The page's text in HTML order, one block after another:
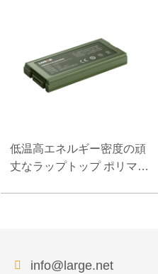
低温高エネルギー密度の頑
丈なラップトップ ポリマー
info@large.net